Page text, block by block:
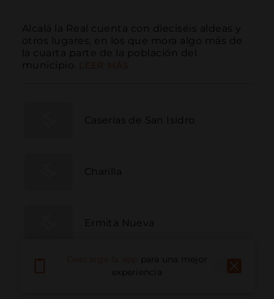
Alcalá la Real cuenta con dieciséis aldeas y
otros lugares, en los que mora algo más de
la cuarta parte de la población del
municipio.
Caserías de San Isidro
Charilla
Ermita Nueva
Fuente Álamo
para una mejor
experiencia